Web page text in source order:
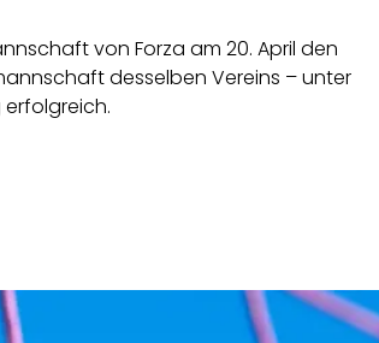
von Forza am 20. April den
desselben Vereins – unter